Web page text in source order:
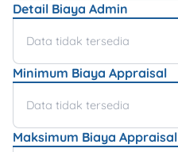
Detail Biaya Admin
Data tidak tersedia
Minimum Biaya Appraisal
Data tidak tersedia
Maksimum Biaya Appraisal